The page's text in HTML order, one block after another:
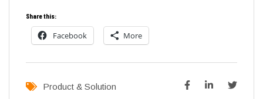
Share this:
Facebook More
Product & Solution